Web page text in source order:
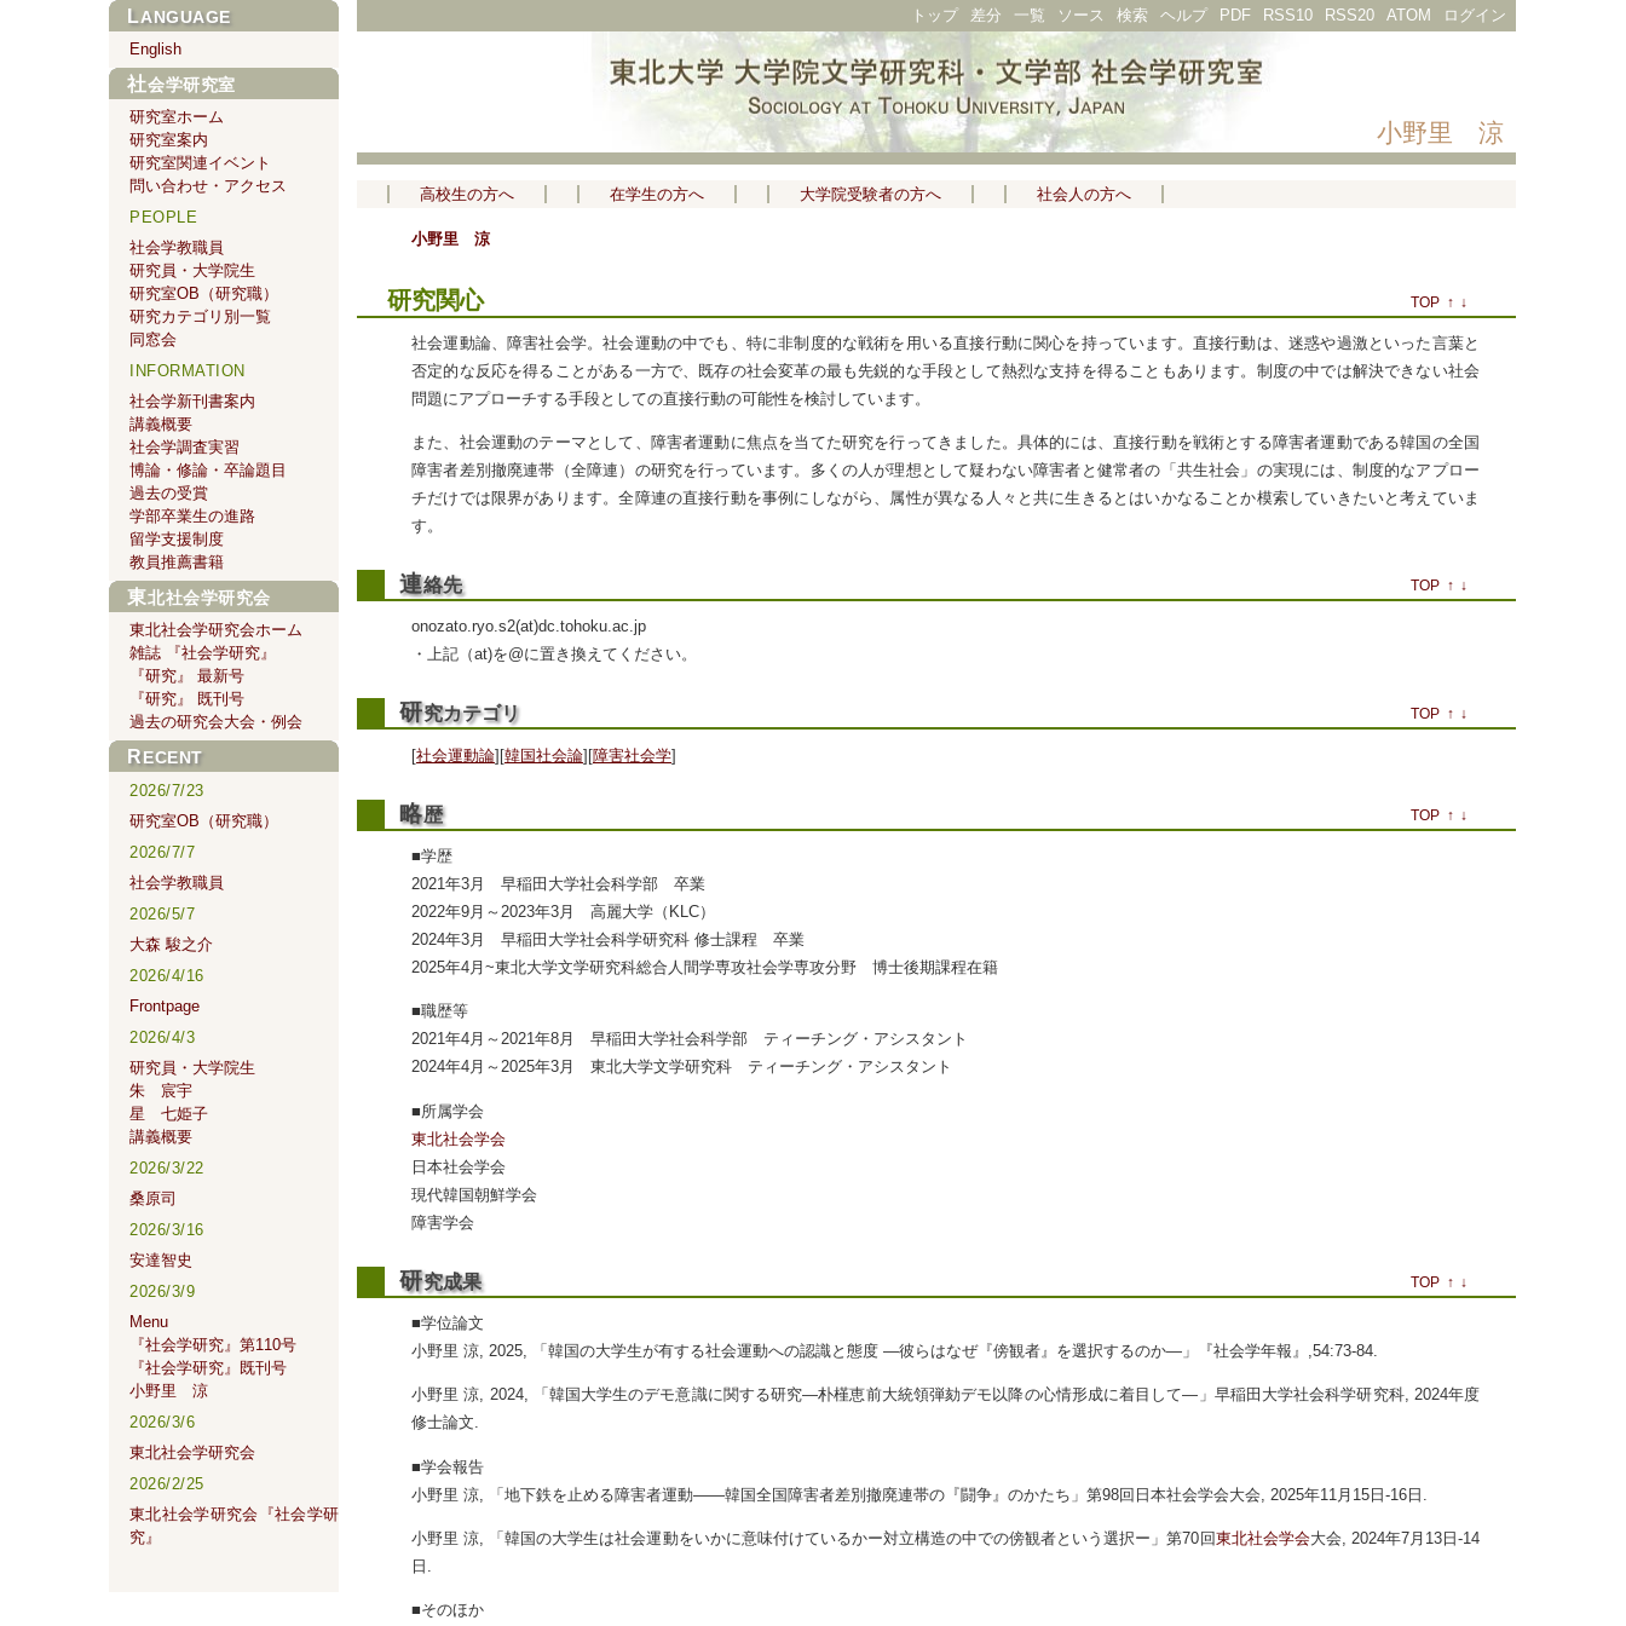
トップ 差分 一覧 ソース 検索 ヘルプ PDF RSS10 RSS20 ATOM ログイン
小野里 涼
高校生の方へ 在学生の方へ 大学院受験者の方へ 社会人の方へ
小野里 涼
研究関心 TOP ↑ ↓
社会運動論、障害社会学。社会運動の中でも、特に非制度的な戦術を用いる直接行動に関心を持っています。直接行動は、迷惑や過激といった言葉と
否定的な反応を得ることがある一方で、既存の社会変革の最も先鋭的な手段として熱烈な支持を得ることもあります。制度の中では解決できない社会
問題にアプローチする手段としての直接行動の可能性を検討しています。
また、社会運動のテーマとして、障害者運動に焦点を当てた研究を行ってきました。具体的には、直接行動を戦術とする障害者運動である韓国の全国
障害者差別撤廃連帯（全障連）の研究を行っています。多くの人が理想として疑わない障害者と健常者の「共生社会」の実現には、制度的なアプロー
チだけでは限界があります。全障連の直接行動を事例にしながら、属性が異なる人々と共に生きるとはいかなることか模索していきたいと考えていま
す。
連絡先 TOP ↑ ↓
onozato.ryo.s2(at)dc.tohoku.ac.jp
・上記（at)を@に置き換えてください。
研究カテゴリ TOP ↑ ↓
[社会運動論] [韓国社会論] [障害社会学]
略歴 TOP ↑ ↓
■学歴
2021年3月 早稲田大学社会科学部 卒業
2022年9月～2023年3月 高麗大学（KLC）
2024年3月 早稲田大学社会科学研究科 修士課程 卒業
2025年4月~東北大学文学研究科総合人間学専攻社会学専攻分野 博士後期課程在籍
■職歴等
2021年4月～2021年8月 早稲田大学社会科学部 ティーチング・アシスタント
2024年4月～2025年3月 東北大学文学研究科 ティーチング・アシスタント
■所属学会
東北社会学会
日本社会学会
現代韓国朝鮮学会
障害学会
研究成果 TOP ↑ ↓
■学位論文
小野里 涼, 2025, 「韓国の大学生が有する社会運動への認識と態度 ―彼らはなぜ『傍観者』を選択するのか―」『社会学年報』,54:73-84.
小野里 涼, 2024, 「韓国大学生のデモ意識に関する研究―朴槿恵前大統領弾劾デモ以降の心情形成に着目して―」早稲田大学社会科学研究科, 2024年度
修士論文.
■学会報告
小野里 涼, 「地下鉄を止める障害者運動――韓国全国障害者差別撤廃連帯の『闘争』のかたち」第98回日本社会学会大会, 2025年11月15日-16日.
小野里 涼, 「韓国の大学生は社会運動をいかに意味付けているかー対立構造の中での傍観者という選択ー」第70回東北社会学会大会, 2024年7月13日-14
日.
■そのほか
LANGUAGE
English
社会学研究室
研究室ホーム
研究室案内
研究室関連イベント
問い合わせ・アクセス
PEOPLE
社会学教職員
研究員・大学院生
研究室OB（研究職）
研究カテゴリ別一覧
同窓会
INFORMATION
社会学新刊書案内
講義概要
社会学調査実習
博論・修論・卒論題目
過去の受賞
学部卒業生の進路
留学支援制度
教員推薦書籍
東北社会学研究会
東北社会学研究会ホーム
雑誌 『社会学研究』
『研究』 最新号
『研究』 既刊号
過去の研究会大会・例会
RECENT
2026/7/23
研究室OB（研究職）
2026/7/7
社会学教職員
2026/5/7
大森 駿之介
2026/4/16
Frontpage
2026/4/3
研究員・大学院生
朱 宸宇
星 七姫子
講義概要
2026/3/22
桑原司
2026/3/16
安達智史
2026/3/9
Menu
『社会学研究』第110号
『社会学研究』既刊号
小野里 涼
2026/3/6
東北社会学研究会
2026/2/25
東北社会学研究会『社会学研
究』